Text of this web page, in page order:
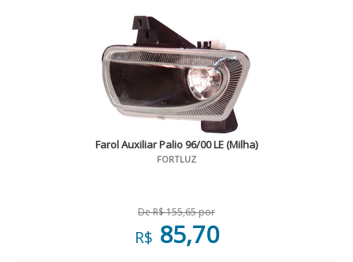
Farol Auxiliar Palio 96/00 LE (Milha)
FORTLUZ
De R$ 155,65 por
R$ 85,70